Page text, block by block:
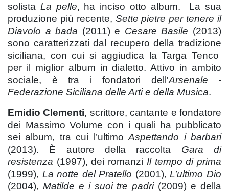
solista La pelle, ha inciso otto album. La sua
produzione più recente, Sette pietre per tenere il
Diavolo a bada (2011) e Cesare Basile (2013)
sono caratterizzati dal recupero della tradizione
siciliana, con cui si aggiudica la Targa Tenco
per il miglior album in dialetto. Attivo in ambito
sociale, è tra i fondatori dell'Arsenale -
Federazione Siciliana delle Arti e della Musica.
Emidio Clementi, scrittore, cantante e fondatore
dei Massimo Volume con i quali ha pubblicato
sei album, tra cui l’ultimoAspettando i barbari
(2013). È autore della raccolta Gara di
resistenza (1997), dei romanzi Il tempo di prima
(1999), La notte del Pratello (2001),L’ultimo Dio
(2004), Matilde e i suoi tre padri(2009) e della